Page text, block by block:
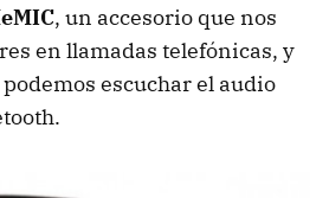
, un accesorio que nos
en llamadas telefónicas, y
escuchar el audio